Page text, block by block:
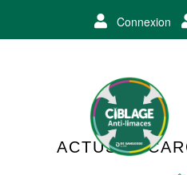
Connexion
ACTUS